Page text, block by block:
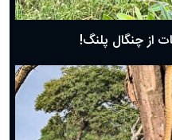
از چنگال پلنگ!